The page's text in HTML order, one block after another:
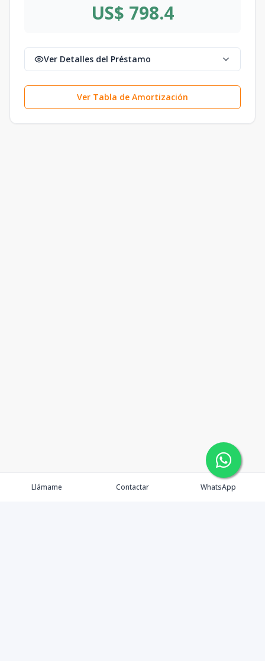
US$ 798.4
Ver Detalles del Préstamo
Ver Tabla de Amortización
Llámame Contactar WhatsApp